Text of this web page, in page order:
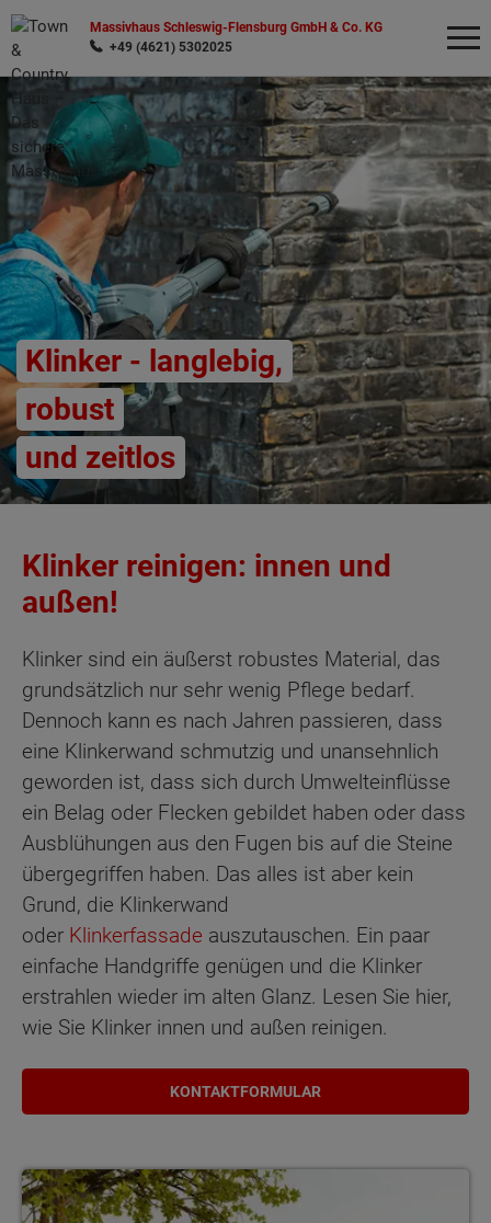
Massivhaus Schleswig-Flensburg GmbH & Co. KG
+49 (4621) 5302025
Klinker - langlebig,
robust
und zeitlos
Klinker reinigen: innen und
außen!
Klinker sind ein äußerst robustes Material, das
grundsätzlich nur sehr wenig Pflege bedarf.
Dennoch kann es nach Jahren passieren, dass
eine Klinkerwand schmutzig und unansehnlich
geworden ist, dass sich durch Umwelteinflüsse
ein Belag oder Flecken gebildet haben oder dass
Ausblühungen aus den Fugen bis auf die Steine
übergegriffen haben. Das alles ist aber kein
Grund, die Klinkerwand
oder Klinkerfassade auszutauschen. Ein paar
einfache Handgriffe genügen und die Klinker
erstrahlen wieder im alten Glanz. Lesen Sie hier,
wie Sie Klinker innen und außen reinigen.
KONTAKTFORMULAR
Wonach möchten Sie suchen?